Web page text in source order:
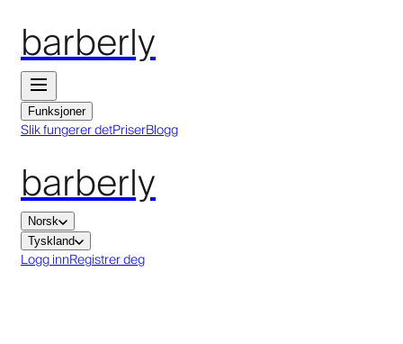
barberly
Funksjoner
Slik fungerer detPriserBlogg
barberly
Norsk
Tyskland
Logg innRegistrer deg